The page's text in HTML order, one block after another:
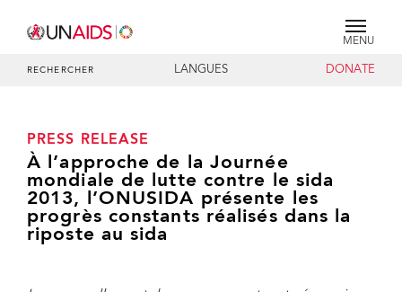
MENU
RECHERCHER LANGUES DONATE
PRESS RELEASE
À l’approche de la Journée
mondiale de lutte contre le sida
2013, l’ONUSIDA présente les
progrès constants réalisés dans la
riposte au sida